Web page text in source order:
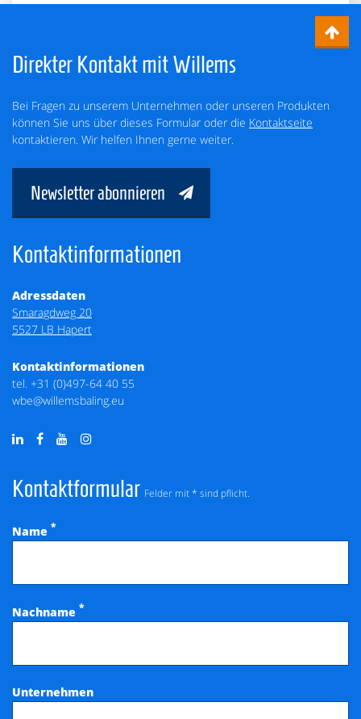
Direkter Kontakt mit Willems
Bei Fragen zu unserem Unternehmen oder unseren Produkten
können Sie uns über dieses Formular oder die Kontaktseite
kontaktieren. Wir helfen Ihnen gerne weiter.
Newsletter abonnieren
Kontaktformular Felder mit * sind pflicht.
Name *
Nachname *
Unternehmen
Kontaktinformationen
Adressdaten
Smaragdweg 20
5527 LB Hapert
Kontaktinformationen
tel. +31 (0)497-64 40 55
wbe@willemsbaling.eu